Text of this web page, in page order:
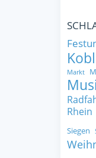
Markt
Rhein
Siegen